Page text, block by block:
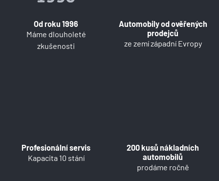
Od roku 1996
Máme dlouholeté
zkušenosti
Automobily od ověřených
prodejců
ze zemí západní Evropy
Profesionální servis
Kapacita 10 stání
200 kusů nákladních
automobilů
prodáme ročně